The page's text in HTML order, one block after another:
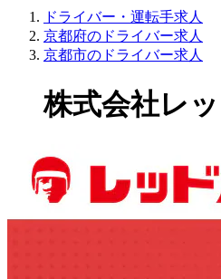
ドライバー・運転手求人
京都府のドライバー求人
京都市のドライバー求人
株式会社レ